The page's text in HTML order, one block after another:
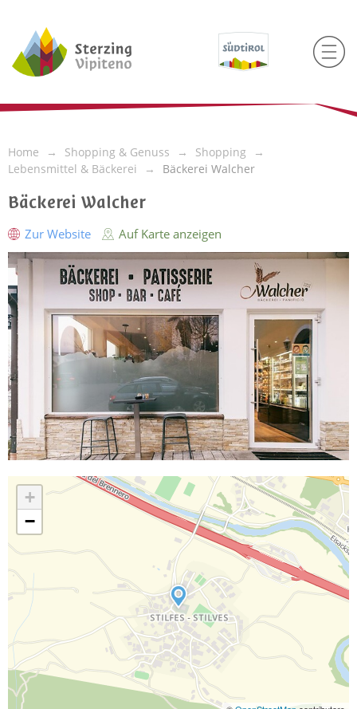
Home Shopping & Genuss
Shopping
Lebensmittel & Bäckerei
Bäckerei Walcher
Bäckerei Walcher
Zur Website Auf Karte anzeigen
+
−